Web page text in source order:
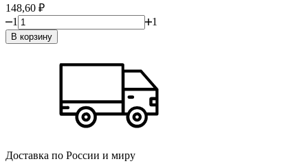
148,60 ₽
1
1
В корзину
Доставка по России и миру